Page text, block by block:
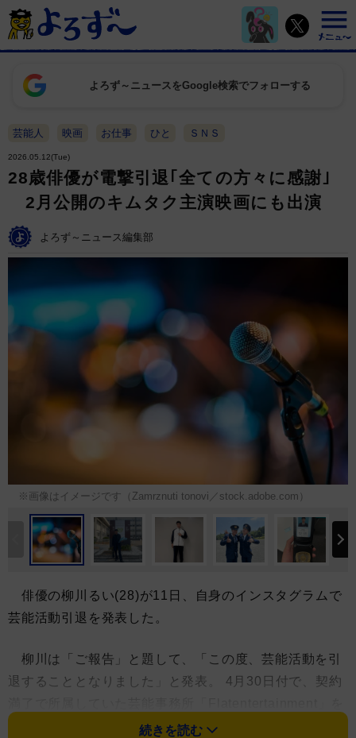
よろず～ニュースをGoogle検索でフォローする
芸能人 映画 お仕事 ひと ＳＮＳ
2026.05.12(Tue)
28歳俳優が電撃引退｢全ての方々に感謝｣
2月公開のキムタク主演映画にも出演
よろず～ニュース編集部
※画像はイメージです（Zamrznuti tonovi／stock.adobe.com）
俳優の柳川るい(28)が11日、自身のインスタグラムで
芸能活動引退を発表した。
柳川は「ご報告」と題して、「この度、芸能活動を引
退することとなりました」と発表。 4月30日付で、契約
退所していたことも報告した。最後には「関わってくだ
続きを読む